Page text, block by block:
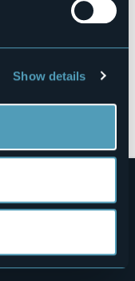
Show details